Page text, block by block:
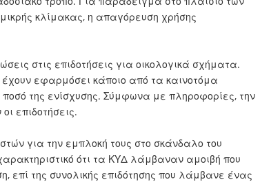
κλίμακας, η απαγόρευση χρήσης
στις επιδοτήσεις για οικολογικά σχήματα.
εφαρμόσει κάποιο από τα καινοτόμα
της ενίσχυσης. Σύμφωνα με πληροφορίες, την
επιδοτήσεις.
για την εμπλοκή τους στο σκάνδαλο του
ότι τα ΚΥΔ λάμβαναν αμοιβή που
επί της συνολικής επιδότησης που λάμβανε ένας